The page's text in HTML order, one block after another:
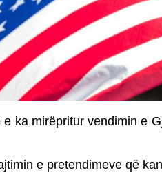
ka mirëpritur vendimin e
e pretendimeve që